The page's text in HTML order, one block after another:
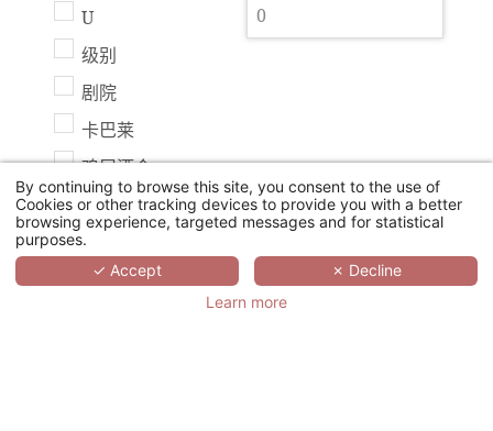
U
级别
剧院
卡巴莱
鸡尾酒会
您的活动过程
By continuing to browse this site, you consent to the use of
Cookies or other tracking devices to provide you with a better
browsing experience, targeted messages and for statistical
purposes.
✓ Accept
✗ Decline
Learn more